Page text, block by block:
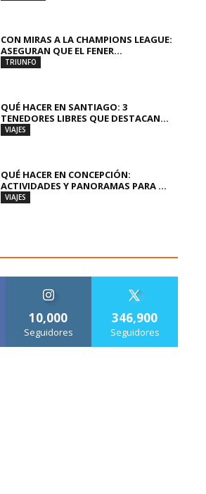
CON MIRAS A LA CHAMPIONS LEAGUE:
ASEGURAN QUE EL FENER...
TRIUNFO
QUÉ HACER EN SANTIAGO: 3
TENEDORES LIBRES QUE DESTACAN...
VIAJES
QUÉ HACER EN CONCEPCIÓN:
ACTIVIDADES Y PANORAMAS PARA ...
VIAJES
10,000
Seguidores
346,900
Seguidores